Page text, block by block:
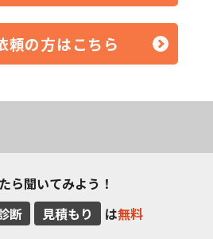
頼の方はこちら
ら聞いてみよう！
断 見積もり は無料